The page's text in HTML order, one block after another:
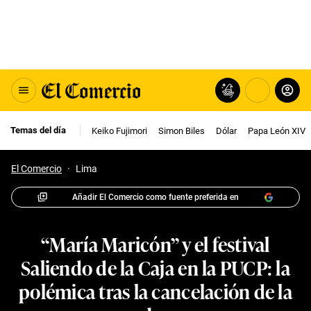
Temas del día Keiko Fujimori Simon Biles Dólar Papa León XIV
El Comercio · Lima
Añadir El Comercio como fuente preferida en
“María Maricón” y el festival
Saliendo de la Caja en la PUCP: la
polémica tras la cancelación de la